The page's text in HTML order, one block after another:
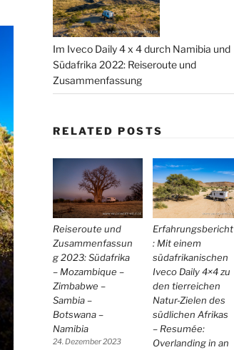
Im Iveco Daily 4 x 4 durch Namibia und
Südafrika 2022: Reiseroute und
Zusammenfassung
RELATED POSTS
Reiseroute und
Zusammenfassun
g 2023: Südafrika
– Mozambique –
Zimbabwe –
Sambia –
Botswana –
Namibia
24. Dezember 2023
Erfahrungsbericht
: Mit einem
südafrikanischen
Iveco Daily 4×4 zu
den tierreichen
Natur-Zielen des
südlichen Afrikas
– Resumée:
Overlanding in an